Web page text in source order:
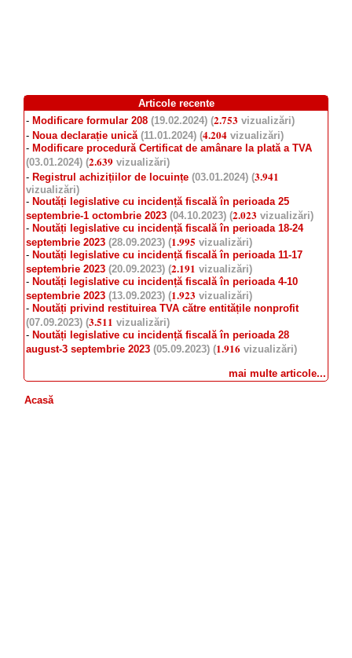
Articole recente
- Modificare formular 208 (19.02.2024) (2.753 vizualizări)
- Noua declarație unică (11.01.2024) (4.204 vizualizări)
- Modificare procedură Certificat de amânare la plată a TVA
(03.01.2024) (2.639 vizualizări)
- Registrul achizițiilor de locuințe (03.01.2024) (3.941
vizualizări)
- Noutăți legislative cu incidență fiscală în perioada 25
septembrie-1 octombrie 2023 (04.10.2023) (2.023 vizualizări)
- Noutăți legislative cu incidență fiscală în perioada 18-24
septembrie 2023 (28.09.2023) (1.995 vizualizări)
- Noutăți legislative cu incidență fiscală în perioada 11-17
septembrie 2023 (20.09.2023) (2.191 vizualizări)
- Noutăți legislative cu incidență fiscală în perioada 4-10
septembrie 2023 (13.09.2023) (1.923 vizualizări)
- Noutăți privind restituirea TVA către entitățile nonprofit
(07.09.2023) (3.511 vizualizări)
- Noutăți legislative cu incidență fiscală în perioada 28
august-3 septembrie 2023 (05.09.2023) (1.916 vizualizări)
mai multe articole...
Acasă